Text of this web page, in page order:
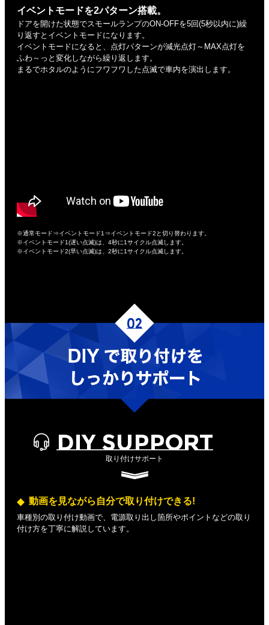
イベントモードを2パターン搭載。
ドアを開けた状態でスモールランプのON-OFFを5回(5秒以内に)繰
り返すとイベントモードになります。
イベントモードになると、点灯パターンが減光点灯～MAX点灯を
ふわ～っと変化しながら繰り返します。
まるでホタルのようにフワフワした点滅で車内を演出します。
※通常モード⇒イベントモード1⇒イベントモード2と切り替わります。
※イベントモード1(遅い点滅)は、4秒に1サイクル点滅します。
※イベントモード2(早い点滅)は、2秒に1サイクル点滅します。
DIY SUPPORT
取り付けサポート
動画を見ながら自分で取り付けできる!
車種別の取り付け動画で、電源取り出し箇所やポイントなどの取り
付け方を丁寧に解説しています。